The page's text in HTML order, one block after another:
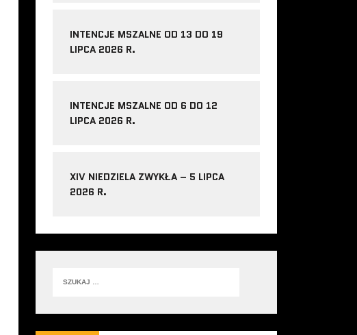
INTENCJE MSZALNE OD 13 DO 19
LIPCA 2026 R.
INTENCJE MSZALNE OD 6 DO 12
LIPCA 2026 R.
XIV NIEDZIELA ZWYKŁA – 5 LIPCA
2026 R.